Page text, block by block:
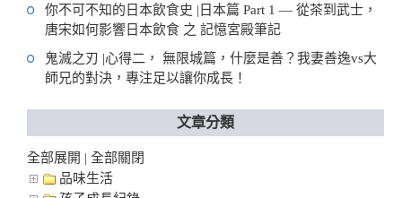
你不可不知的日本飲食史 |日本篇 Part 1 — 從茶到武士，
唐宋如何影響日本飲食 之 記憶宮殿筆記
鬼滅之刃 |心得二， 無限城篇，什麼是善？我妻善逸vs大
師兄的對決，專注足以讓你成長！
文章分類
全部展開 | 全部關閉
品味生活